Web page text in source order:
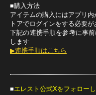
■購入方法
アイテムの購入にはアプリ
トアでログインをする必要が
下記の連携手順を参考に事
します
▶連携手順はこちら
■エレスト公式Xをフォロー